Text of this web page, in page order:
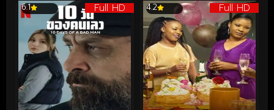
Full HD
6.1 Full HD
4.2